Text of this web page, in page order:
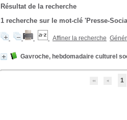
Résultat de la recherche
1 recherche sur le mot-clé 'Presse-
Affiner la recherche
Gavroche, hebdomadaire culturel
1